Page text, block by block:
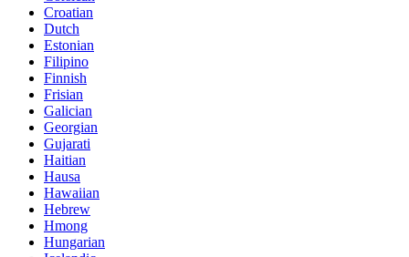
Croatian
Dutch
Estonian
Filipino
Finnish
Frisian
Galician
Georgian
Gujarati
Haitian
Hausa
Hawaiian
Hebrew
Hmong
Hungarian